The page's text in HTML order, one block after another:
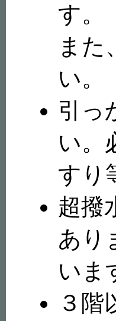
す。
また
い。
引っ
い。
すり
超撥
あり
いま
３階